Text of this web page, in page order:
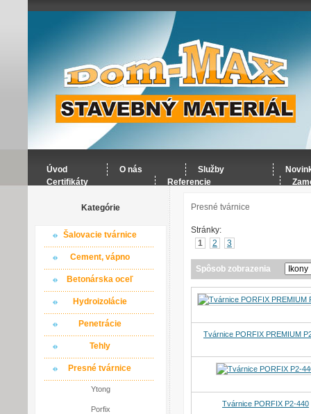
Úvod O nás Služby
Certifikáty
Referencie
Kategórie
Šalovacie tvárnice
Cement, vápno
Betonárska oceľ
Hydroizolácie
Penetrácie
Tehly
Presné tvárnice
Ytong
Porfix
Presné tvárnice
Stránky:
1
2 3
Spôsob zobrazenia
Tvárnice PORFIX PREMIUM
Tvárnice PORFIX P2-440